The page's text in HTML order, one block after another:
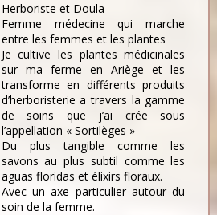
Herboriste et Doula
Femme médecine qui marche
entre les femmes et les plantes
Je cultive les plantes médicinales
sur ma ferme en Ariège et les
transforme en différents produits
d’herboristerie a travers la gamme
de soins que j’ai crée sous
l’appellation « Sortilèges »
Du plus tangible comme les
savons au plus subtil comme les
aguas floridas et élixirs floraux.
Avec un axe particulier autour du
soin de la femme.